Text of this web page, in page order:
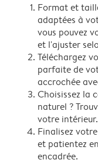
Format et
adaptées à
vous pouvez
et l'ajuster
Téléchargez
parfaite de
accrochée
Choisissez la
naturel ?
votre intérieur.
Finalisez
et patientez
encadrée.